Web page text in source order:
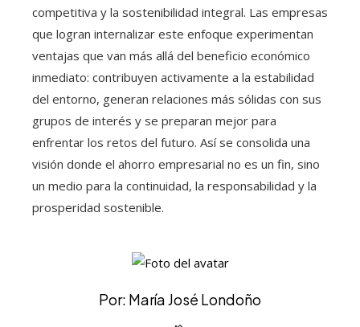
competitiva y la sostenibilidad integral. Las empresas
que logran internalizar este enfoque experimentan
ventajas que van más allá del beneficio económico
inmediato: contribuyen activamente a la estabilidad
del entorno, generan relaciones más sólidas con sus
grupos de interés y se preparan mejor para
enfrentar los retos del futuro. Así se consolida una
visión donde el ahorro empresarial no es un fin, sino
un medio para la continuidad, la responsabilidad y la
prosperidad sostenible.
Por: María José Londoño